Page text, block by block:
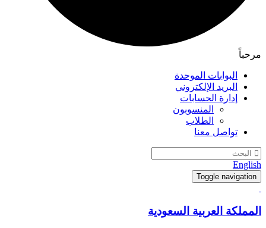
مرحباً
البوابات الموحدة
البريد الإلكتروني
إدارة الحسابات
المنسوبون
الطلاب
تواصل معنا
English
Toggle navigation
المملكة العربية السعودية